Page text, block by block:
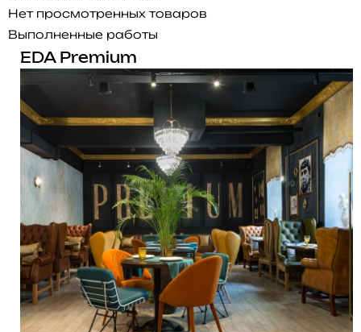
Нет просмотренных товаров
Выполненные работы
EDA Premium